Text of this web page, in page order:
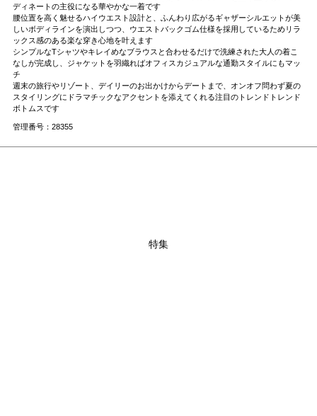
ディネートの主役になる華やかな一着です
腰位置を高く魅せるハイウエスト設計と、ふんわり広がるギャザーシルエットが美
しいボディラインを演出しつつ、ウエストバックゴム仕様を採用しているためリラ
ックス感のある楽な穿き心地を叶えます
シンプルなTシャツやキレイめなブラウスと合わせるだけで洗練された大人の着こ
なしが完成し、ジャケットを羽織ればオフィスカジュアルな通勤スタイルにもマッ
チ
週末の旅行やリゾート、デイリーのお出かけからデートまで、オンオフ問わず夏の
スタイリングにドラマチックなアクセントを添えてくれる注目のトレンドトレンド
ボトムスです
管理番号：28355
特集